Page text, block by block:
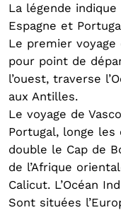
La légende
Espagne et
Le premier voyage
pour point de
l’ouest, traverse
aux Antilles.
Le voyage de
Portugal, longe les
double le Cap de
de l’Afrique
Calicut. L’Océan
Sont situées